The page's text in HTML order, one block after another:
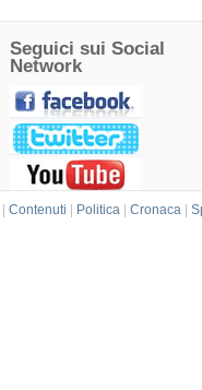
Seguici sui Social
Network
Contenuti Politica Cronaca